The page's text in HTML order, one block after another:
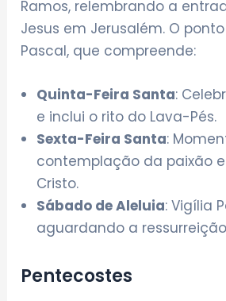
Ramos, relembrando a
Jesus em Jerusalém. O
Pascal, que compreende:
Quinta-Feira Santa:
e inclui o rito do Lava-Pés.
Sexta-Feira Santa:
contemplação da paixão
Cristo.
Sábado de Aleluia: Vigília
aguardando a
Pentecostes